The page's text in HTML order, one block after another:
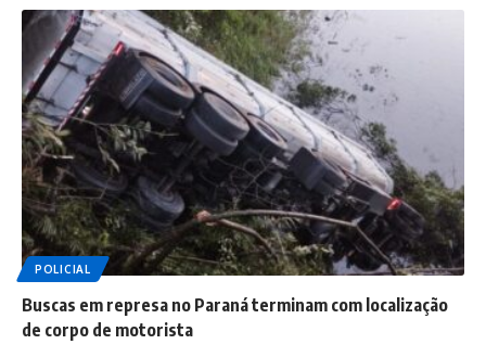
POLICIAL
Buscas em represa no Paraná terminam com localização
de corpo de motorista